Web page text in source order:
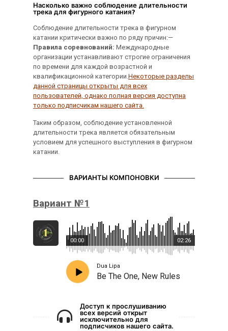
Насколько важно соблюдение длительности
трека для фигурного катания?
Соблюдение длительности трека в фигурном
катании критически важно по ряду причин:—
Правила соревнований: Международные
организации устанавливают строгие ограничения
по времени для каждой возрастной и
квалификационной категории.Некоторые разделы
данной страницы открыты для всех
пользователей, однако полная версия доступна
только подписчикам нашего сайта.
Таким образом, соблюдение установленной
длительности трека является обязательным
условием для успешного выступления в фигурном
катании.
ВАРИАНТЫ КОМПОНОВКИ
Вариант №1
02:26
00:00
Dua Lipa
Be The One, New Rules
Доступ к прослушиванию
всех версий открыт
исключительно для
подписчиков нашего сайта.